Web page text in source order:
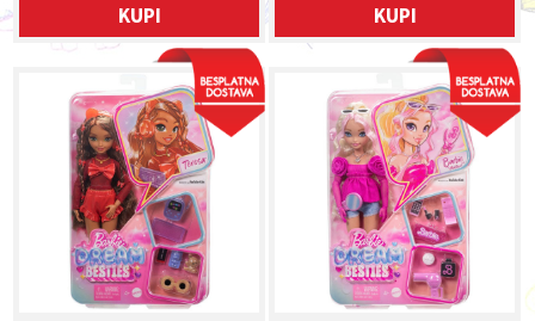
KUPI
KUPI